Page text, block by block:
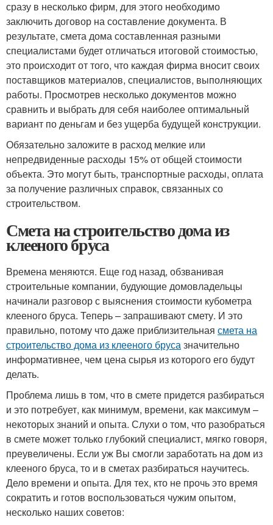
сразу в несколько фирм, для этого необходимо
заключить договор на составление документа. В
результате, смета дома составленная разными
специалистами будет отличаться итоговой стоимостью,
это происходит от того, что каждая фирма вносит своих
поставщиков материалов, специалистов, выполняющих
работы. Просмотрев несколько документов можно
сравнить и выбрать для себя наиболее оптимальный
вариант по деньгам и без ущерба будущей конструкции.
Обязательно заложите в расход мелкие или
непредвиденные расходы 15% от общей стоимости
объекта. Это могут быть, транспортные расходы, оплата
за получение различных справок, связанных со
строительством.
Смета на строительство дома из
клееного бруса
Времена меняются. Еще год назад, обзванивая
строительные компании, будующие домовладельцы
начинали разговор с выяснения стоимости кубометра
клееного бруса. Теперь – запрашивают смету. И это
правильно, потому что даже приблизительная смета на
строительство дома из клееного брусазначительно
информативнее, чем цена сырья из которого его будут
делать.
Проблема лишь в том, что в смете придется разбираться
и это потребует, как минимум, времени, как максимум –
некоторых знаний и опыта. Слухи о том, что разобраться
в смете может только глубокий специалист, мягко говоря,
преувеличены. Если уж Вы смогли заработать на дом из
клееного бруса, то и в сметах разбираться научитесь.
Дело времени и опыта. Для тех, кто не прочь это время
сократить и готов воспользоваться чужим опытом,
несколько наших советов: